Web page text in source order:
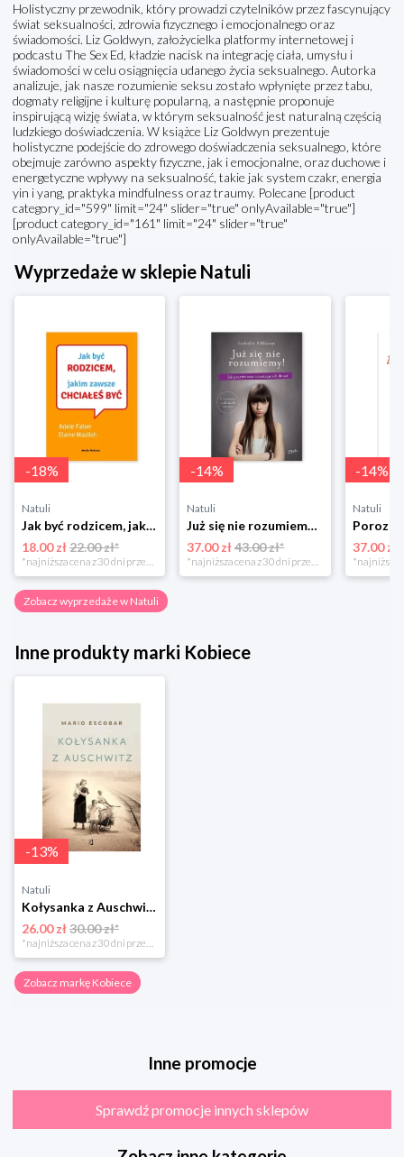
Holistyczny przewodnik, który prowadzi czytelników przez fascynujący
świat seksualności, zdrowia fizycznego i emocjonalnego oraz
świadomości. Liz Goldwyn, założycielka platformy internetowej i
podcastu The Sex Ed, kładzie nacisk na integrację ciała, umysłu i
świadomości w celu osiągnięcia udanego życia seksualnego. Autorka
analizuje, jak nasze rozumienie seksu zostało wpłynięte przez tabu,
dogmaty religijne i kulturę popularną, a następnie proponuje
inspirującą wizję świata, w którym seksualność jest naturalną częścią
ludzkiego doświadczenia. W książce Liz Goldwyn prezentuje
holistyczne podejście do zdrowego doświadczenia seksualnego, które
obejmuje zarówno aspekty fizyczne, jak i emocjonalne, oraz duchowe i
energetyczne wpływy na seksualność, takie jak system czakr, energia
yin i yang, praktyka mindfulness oraz traumy. Polecane [product
category_id="599" limit="24" slider="true" onlyAvailable="true"]
[product category_id="161" limit="24" slider="true"
onlyAvailable="true"]
Wyprzedaże w sklepie Natuli
-18%
Natuli
Jak być rodzicem, jakim zawsze chciałeś być Media rodzina
18.00 zł22.00 zł*
*najniższa cena z 30 dni przed obniżką
-14%
Natuli
Już się nie rozumiemy! Jak przeżyć czas trzaskających drzwi Esprit
37.00 zł 43.00 zł*
*najniższa cena z 30 dni przed obniżką
-14%
Natuli
37.00 zł
Zobacz wyprzedaże w Natuli
Inne produkty marki Kobiece
-13%
Natuli
Kołysanka z Auschwitz Kobiece
26.00 zł30.00 zł*
Zobacz markę Kobiece
Inne promocje
Sprawdź promocje innych sklepów